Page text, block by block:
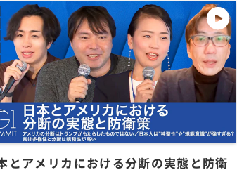
とアメリカにおける分断の実態と防衛